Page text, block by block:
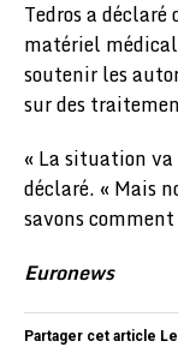
Tedros a
matériel
soutenir les
sur des
« La situation
déclaré. « Mais
savons
Euronews
Partager cet article